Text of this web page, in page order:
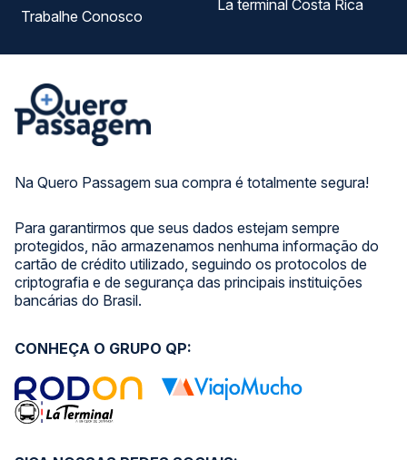
Na Quero Passagem sua compra é totalmente segura!
Para garantirmos que seus dados estejam sempre
protegidos, não armazenamos nenhuma informação do
cartão de crédito utilizado, seguindo os protocolos de
criptografia e de segurança das principais instituições
bancárias do Brasil.
Trabalhe Conosco
La terminal Costa Rica
CONHEÇA O GRUPO QP: